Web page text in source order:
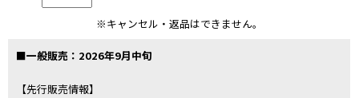
※キャンセル・返品はできません。
■一般販売：2026年9月中旬
【先行販売情報】